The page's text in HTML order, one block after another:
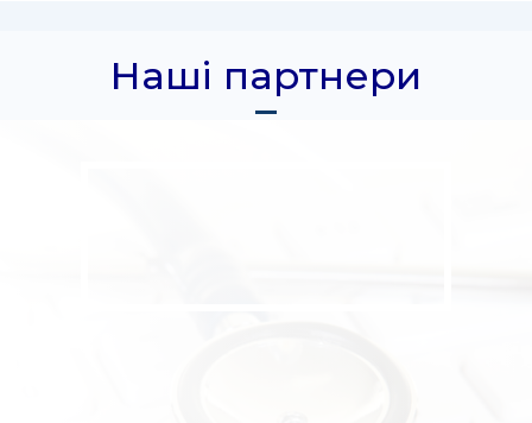
Наші партнери